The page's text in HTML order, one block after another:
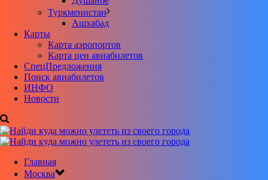
Туркменистан
Ашхабад
Карты
Карта аэропортов
Карта цен авиабилетов
CпецПредложения
Поиск авиабилетов
ИНФО
Новости
Главная
Москва